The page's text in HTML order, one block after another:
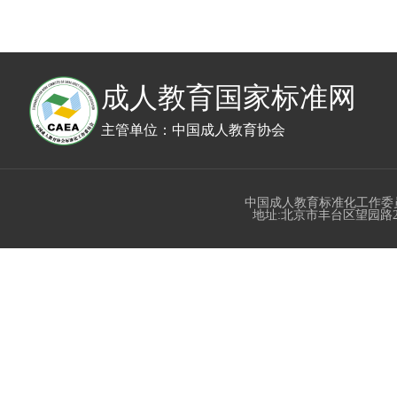
成人教育国家标准网
主管单位：中国成人教育协会
中国成人教育标准化工作
地址:北京市丰台区望园路